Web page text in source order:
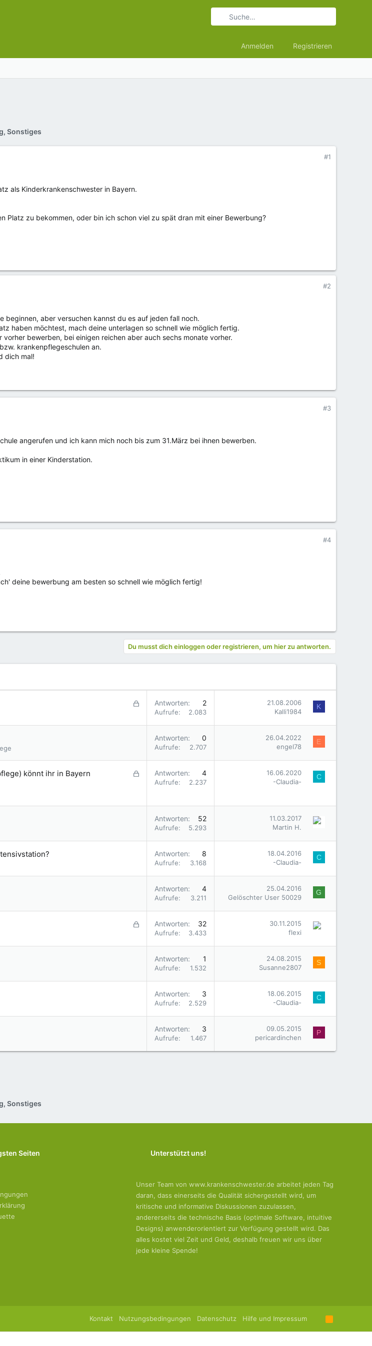
Anmelden Registrieren
Sonstiges
#1
als Kinderkrankenschwester in Bayern.
Platz zu bekommen, oder bin ich schon viel zu spät dran mit einer Bewerbung?
#2
beginnen, aber versuchen kannst du es auf jeden fall noch.
haben möchtest, mach deine unterlagen so schnell wie möglich fertig.
vorher bewerben, bei einigen reichen aber auch sechs monate vorher.
krankenpflegeschulen an.
dich mal!
#3
angerufen und ich kann mich noch bis zum 31.März bei ihnen bewerben.
in einer Kinderstation.
#4
deine bewerbung am besten so schnell wie möglich fertig!
Du musst dich einloggen oder registrieren, um hier zu antworten.
G
r
Antworten 2
Aufrufe 2.083
21.08.2006
Kalli1984
K
Antworten 0
Aufrufe 2.707
26.04.2022
engel78
E
G
t
könnt ihr in Bayern
Antworten 4
Aufrufe 2.237
16.06.2020
-Claudia-
C
Antworten 52
Aufrufe 5.293
11.03.2017
Martin H.
Antworten 8
Aufrufe 3.168
18.04.2016
-Claudia-
C
Antworten 4
Aufrufe 3.211
25.04.2016
Gelöschter User 50029
G
G
r
Antworten 32
Aufrufe 3.433
30.11.2015
flexi
Antworten 1
Aufrufe 1.532
24.08.2015
Susanne2807
S
Antworten 3
Aufrufe 2.529
18.06.2015
-Claudia-
C
Antworten 3
Aufrufe 1.467
09.05.2015
pericardinchen
P
Sonstiges
Seiten Unterstützt uns!
Unser Team von www.krankenschwester.de arbeitet jeden Tag
daran, dass einerseits die Qualität sichergestellt wird, um
kritische und informative Diskussionen zuzulassen,
andererseits die technische Basis (optimale Software, intuitive
Designs) anwenderorientiert zur Verfügung gestellt wird. Das
alles kostet viel Zeit und Geld, deshalb freuen wir uns über
jede kleine Spende!
Kontakt Nutzungsbedingungen Datenschutz Hilfe und Impressum
R
S
S